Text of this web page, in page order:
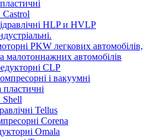
Castrol
HLP и HVLP
PKW легкових автомобілів,
малотоннажних автомобілів
CLP
і вакуумні
Shell
Tellus
Corena
Omala